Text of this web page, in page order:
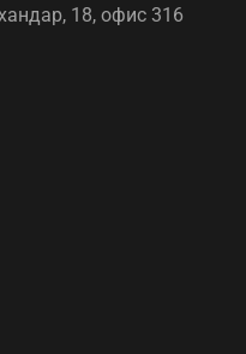
18, офис 316